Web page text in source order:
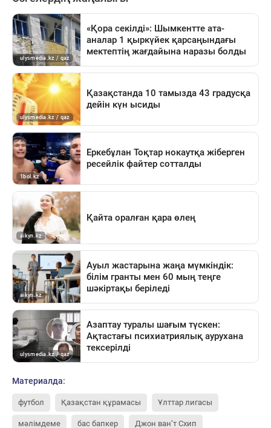
Материалда:
футбол Қазақстан құрамасы Ұлттар лигасы
мәлімдеме бас бапкер Джон ван’т Схип